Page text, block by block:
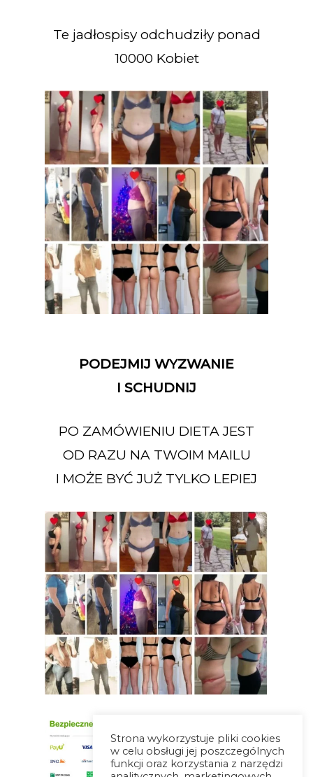
Te jadłospisy odchudziły ponad
10000 Kobiet
PODEJMIJ WYZWANIE
I SCHUDNIJ
PO ZAMÓWIENIU DIETA JEST
OD RAZU NA TWOIM MAILU
I MOŻE BYĆ JUŻ TYLKO LEPIEJ
Strona wykorzystuje pliki cookies
w celu obsługi jej poszczególnych
funkcji oraz korzystania z narzędzi